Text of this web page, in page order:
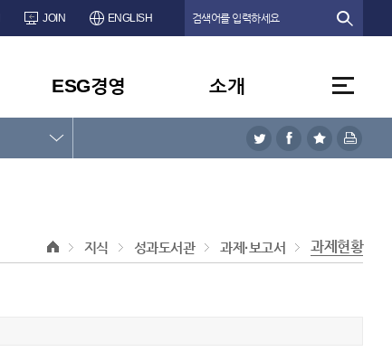
JOIN ENGLISH
ESG경영 소개
지식 성과도서관 과제·보고서 과제현황